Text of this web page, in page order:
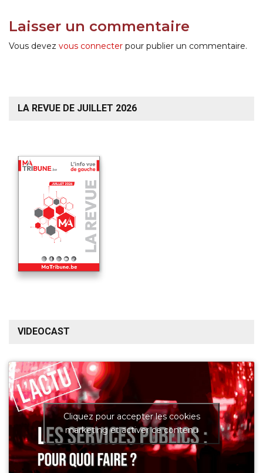
Laisser un commentaire
Vous devez vous connecter pour publier un commentaire.
LA REVUE DE JUILLET 2026
VIDEOCAST
Cliquez pour accepter les cookies
marketing et activer ce contenu